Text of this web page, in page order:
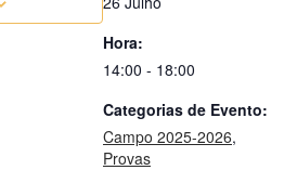
Hora:
14:00 - 18:00
Categorias de Evento:
Campo 2025-2026,
Provas